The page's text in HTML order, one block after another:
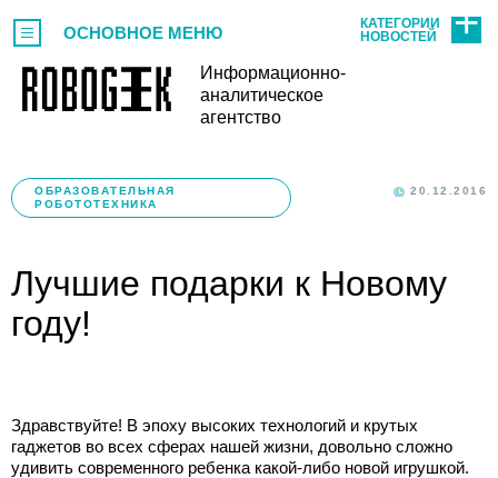
Информационно-
аналитическое
агентство
ОСНОВНОЕ МЕНЮ
КАТЕГОРИИ
НОВОСТЕЙ
ОБРАЗОВАТЕЛЬНАЯ
РОБОТОТЕХНИКА
20.12.2016
Лучшие подарки к Новому
году!
Здравствуйте! В эпоху высоких технологий и крутых
гаджетов во всех сферах нашей жизни, довольно сложно
удивить современного ребенка какой-либо новой игрушкой.